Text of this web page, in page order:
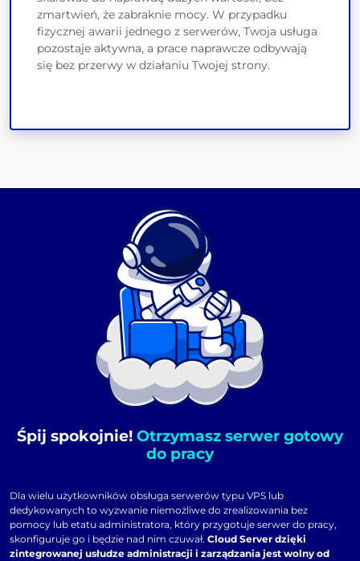
zmartwień, że zabraknie mocy. W przypadku
fizycznej awarii jednego z serwerów, Twoja usługa
pozostaje aktywna, a prace naprawcze odbywają
się bez przerwy w działaniu Twojej strony.
Śpij spokojnie! Otrzymasz serwer gotowy
do pracy
Dla wielu użytkowników obsługa serwerów typu VPS lub
dedykowanych to wyzwanie niemożliwe do zrealizowania bez
pomocy lub etatu administratora, który przygotuje serwer do pracy,
skonfiguruje go i będzie nad nim czuwał. Cloud Server dzięki
zintegrowanej usłudze administracji i zarządzania jest wolny od